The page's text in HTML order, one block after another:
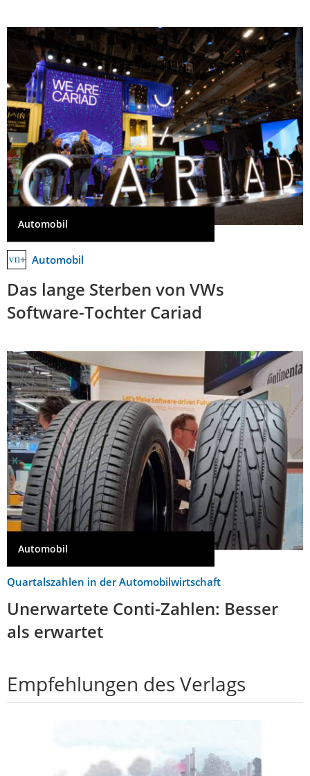
Automobil
Automobil
Das lange Sterben von VWs
Software-Tochter Cariad
Automobil
Quartalszahlen in der Automobilwirtschaft
Unerwartete Conti-Zahlen: Besser
als erwartet
Empfehlungen des Verlags